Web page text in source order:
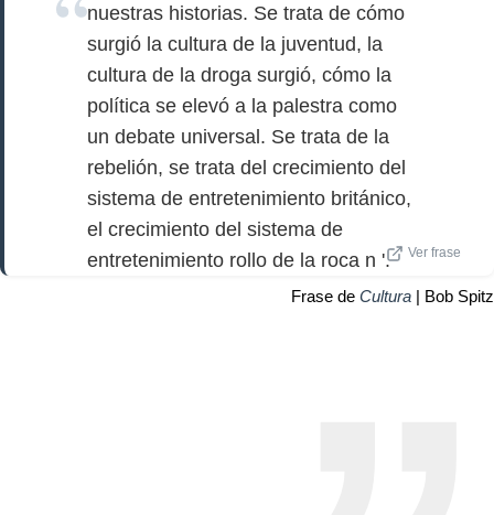
nuestras historias. Se trata de cómo
surgió la cultura de la juventud, la
cultura de la droga surgió, cómo la
política se elevó a la palestra como
un debate universal. Se trata de la
rebelión, se trata del crecimiento del
sistema de entretenimiento británico,
el crecimiento del sistema de
entretenimiento rollo de la roca n '.
Ver frase
Frase de Cultura | Bob Spitz